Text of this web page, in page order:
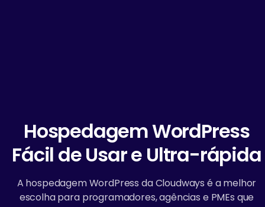
Hospedagem WordPress
Fácil de Usar e Ultra-rápida
A hospedagem WordPress da Cloudways é a melhor
escolha para programadores, agências e PMEs que